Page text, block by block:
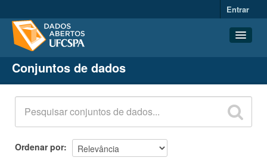
Entrar
Conjuntos de dados
Organizações
Grupos
Sobre
Conjuntos de dados
Ordenar por